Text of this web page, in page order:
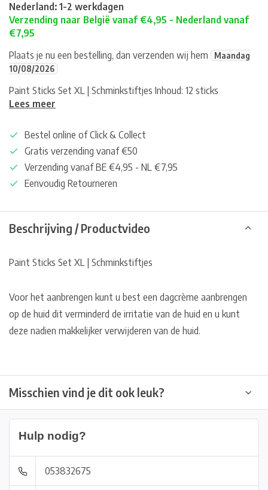
Nederland: 1-2 werkdagen
Verzending naar België vanaf €4,95 - Nederland vanaf
€7,95
Plaats je nu een bestelling, dan verzenden wij hem
Maandag
10/08/2026
Paint Sticks Set XL | Schminkstiftjes Inhoud: 12 sticks
Lees meer
Bestel online of Click & Collect
Gratis verzending vanaf €50
Verzending vanaf BE €4,95 - NL €7,95
Eenvoudig Retourneren
Beschrijving / Productvideo
Paint Sticks Set XL | Schminkstiftjes
Voor het aanbrengen kunt u best een dagcrème aanbrengen
op de huid dit verminderd de irritatie van de huid en u kunt
deze nadien makkelijker verwijderen van de huid.
Misschien vind je dit ook leuk?
Hulp nodig?
053832675